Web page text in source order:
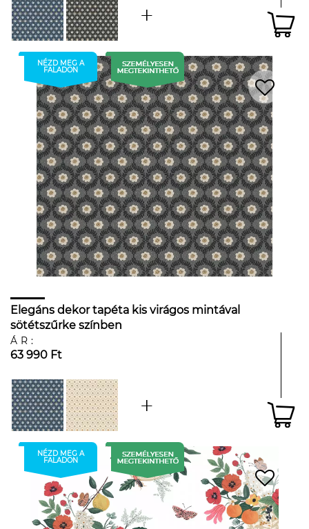
NÉZD MEG A
FALADON
Elegáns dekor tapéta kis virágos mintával
sötétszűrke színben
ÁR:
63 990 Ft
NÉZD MEG A
FALADON